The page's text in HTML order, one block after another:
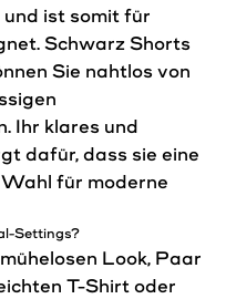
ist somit für
Schwarz Shorts
Sie nahtlos von
Ihr klares und
dafür, dass sie eine
für moderne
Settings?
Look, Paar
T-Shirt oder